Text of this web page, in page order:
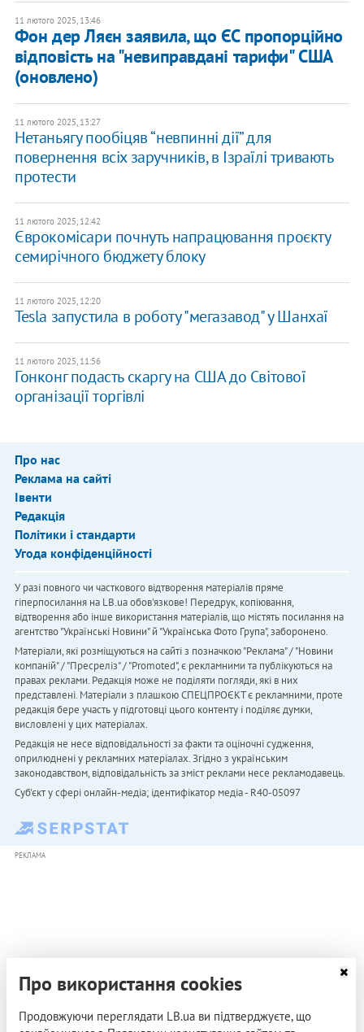
11 лютого 2025, 13:46
Фон дер Ляєн заявила, що ЄС пропорційно
відповість на "невиправдані тарифи" США
(оновлено)
11 лютого 2025, 13:27
Нетаньягу пообіцяв “невпинні дії” для
повернення всіх заручників, в Ізраїлі тривають
протести
11 лютого 2025, 12:42
Єврокомісари почнуть напрацювання проєкту
семирічного бюджету блоку
11 лютого 2025, 12:20
Tesla запустила в роботу "мегазавод" у Шанхаї
11 лютого 2025, 11:56
Гонконг подасть скаргу на США до Світової
організації торгівлі
Про нас
Реклама на сайті
Івенти
Редакція
Політики і стандарти
Угода конфіденційності
У разі повного чи часткового відтворення матеріалів пряме
гіперпосилання на LB.ua обов'язкове! Передрук, копіювання,
відтворення або інше використання матеріалів, що містять посилання на
агентство "Українськi Новини" й "Українська Фото Група", заборонено.
Матеріали, які розміщуються на сайті з позначкою "Реклама" / "Новини
компаній" / "Пресреліз" / "Promoted", є рекламними та публікуються на
правах реклами. Редакція може не поділяти погляди, які в них
представлені. Матеріали з плашкою СПЕЦПРОЄКТ є рекламними, проте
редакція бере участь у підготовці цього контенту і поділяє думки,
висловлені у цих матеріалах.
Редакція не несе відповідальності за факти та оціночні судження,
оприлюднені у рекламних матеріалах. Згідно з українським
законодавством, відповідальність за зміст реклами несе рекламодавець.
Cуб'єкт у сфері онлайн-медіа; ідентифікатор медіа - R40-05097
РЕКЛАМА
Про використання cookies
Продовжуючи переглядати LB.ua ви підтверджуєте, що